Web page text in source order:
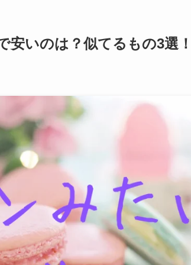
安いのは？似てるもの3選